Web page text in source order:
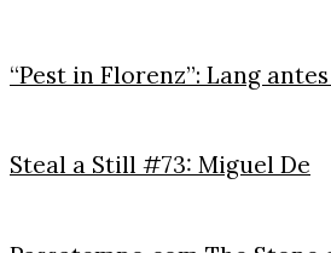
“Pest in Florenz”: Lang
Steal a Still #73: Miguel De